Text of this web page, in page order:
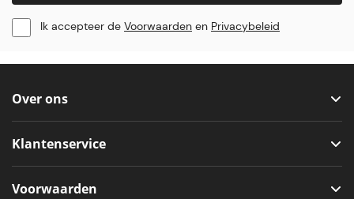
Ik accepteer de Voorwaarden en Privacybeleid
Over ons
Klantenservice
Voorwaarden